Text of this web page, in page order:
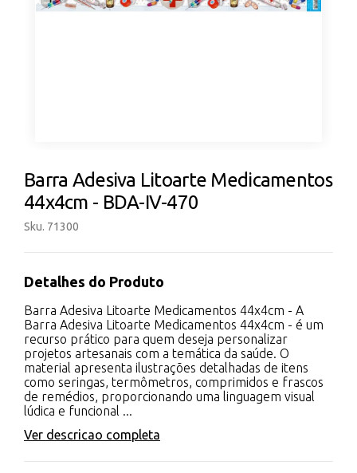
Barra Adesiva Litoarte Medicamentos
44x4cm - BDA-IV-470
Sku. 71300
Detalhes do Produto
Barra Adesiva Litoarte Medicamentos 44x4cm - A
Barra Adesiva Litoarte Medicamentos 44x4cm - é um
recurso prático para quem deseja personalizar
projetos artesanais com a temática da saúde. O
material apresenta ilustrações detalhadas de itens
como seringas, termômetros, comprimidos e frascos
de remédios, proporcionando uma linguagem visual
lúdica e funcional ...
Ver descricao completa